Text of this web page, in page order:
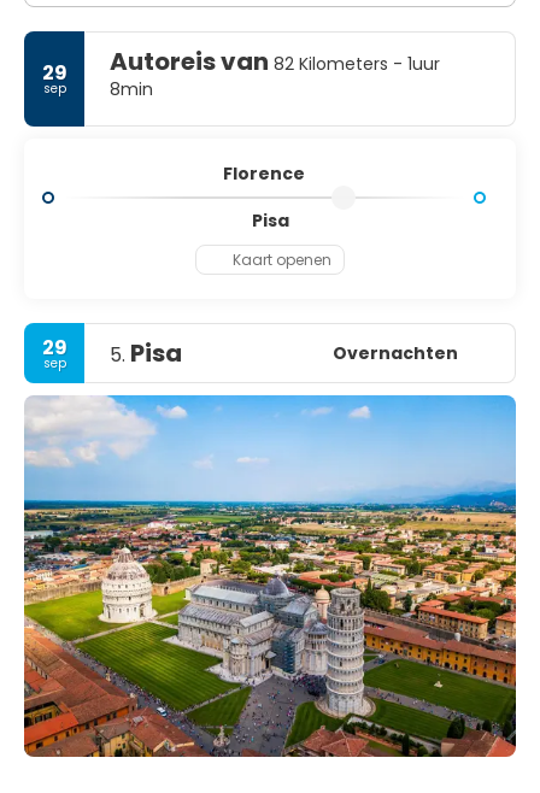
29
sep
Autoreis van 82 Kilometers - 1uur
8min
Florence
Pisa
Kaart openen
29
sep 5. Pisa Overnachten